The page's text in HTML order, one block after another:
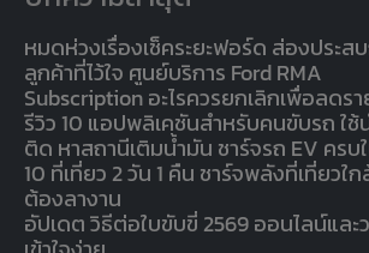
หมดห่วงเรื่องเช็คระยะฟอร์ด ส่องประส
ลูกค้าที่ไว้ใจ ศูนย์บริการ Ford RMA
Subscription อะไรควรยกเลิกเพื่อลดร
รีวิว 10 แอปพลิเคชันสำหรับคนขับรถ ใช้
ติด หาสถานีเติมน้ำมัน ชาร์จรถ EV ครบ
10 ที่เที่ยว 2 วัน 1 คืน ชาร์จพลังที่เที่ยวใ
ต้องลางาน
อัปเดต วิธีต่อใบขับขี่ 2569 ออนไลน์แล